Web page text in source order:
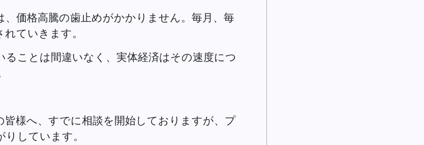
、価格高騰の歯止めがかかりません。毎月、毎
れていきます。
ることは間違いなく、実体経済はその速度につ
皆様へ、すでに相談を開始しておりますが、プ
りしています。